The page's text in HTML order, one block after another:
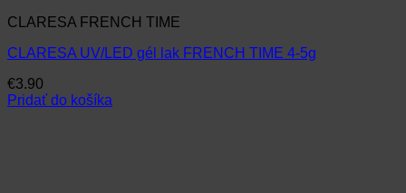
CLARESA FRENCH TIME
CLARESA UV/LED gél lak FRENCH TIME 4-5g
€3.90
Pridať do košíka